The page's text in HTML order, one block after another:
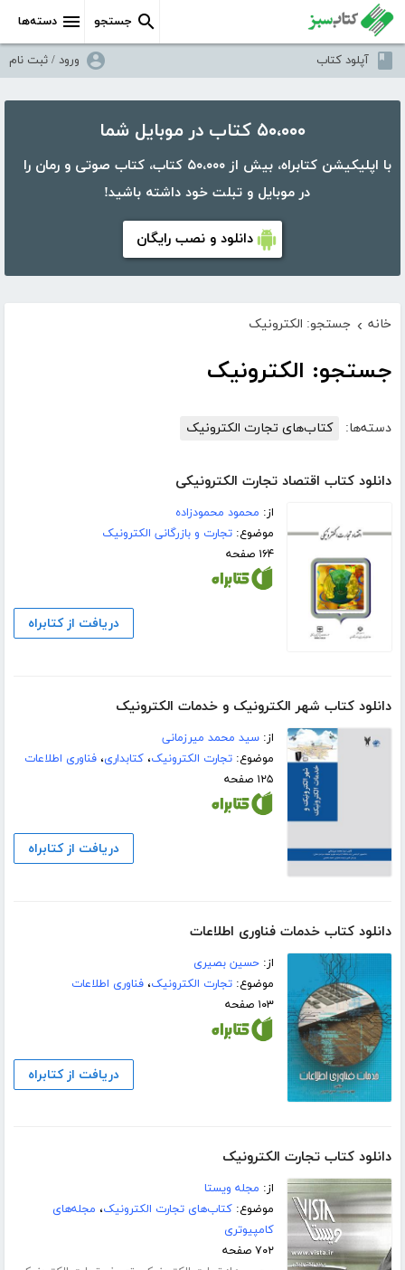
دسته‌ها جستجو
آپلود کتاب ورود / ثبت نام
۵۰،۰۰۰ کتاب در موبایل شما
با اپلیکیشن کتابراه، بیش از ۵۰،۰۰۰ کتاب، کتاب صوتی و رمان را
در موبایل و تبلت خود داشته باشید!
دانلود و نصب رایگان
خانه › جستجو: الکترونیک
جستجو: الکترونیک
دسته‌ها: کتاب‌های تجارت الکترونیک
دانلود کتاب اقتصاد تجارت الکترونیکی
از: محمود محمودزاده
موضوع:تجارت و بازرگانی الکترونیک
۱۶۴ صفحه
دریافت از کتابراه
دانلود کتاب شهر الکترونیک و خدمات الکترونیک
از:سید محمد میرزمانی
موضوع:تجارت الکترونیک،کتابداری،فناوری اطلاعات
۱۲۵ صفحه
دریافت از کتابراه
دانلود کتاب خدمات فناوری اطلاعات
از:حسین بصیری
موضوع:تجارت الکترونیک،فناوری اطلاعات
۱۰۳ صفحه
دریافت از کتابراه
دانلود کتاب تجارت الکترونیک
از: مجله ویستا
موضوع:کتاب‌های تجارت الکترونیک، مجله‌های
کامپیوتری
۷۰۲ صفحه